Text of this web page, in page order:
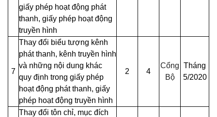
giấy phép hoạt động phát
thanh, giấy phép hoạt động
truyền hình
7
Thay đổi biểu tượng kênh
phát thanh, kênh truyền hình
và những nội dung khác
quy định trong giấy phép
hoạt động phát thanh, giấy
phép hoạt động truyền hình
2 4
Cổng
Bộ
Tháng
5/2020
Thay đổi tôn chỉ, mục đích